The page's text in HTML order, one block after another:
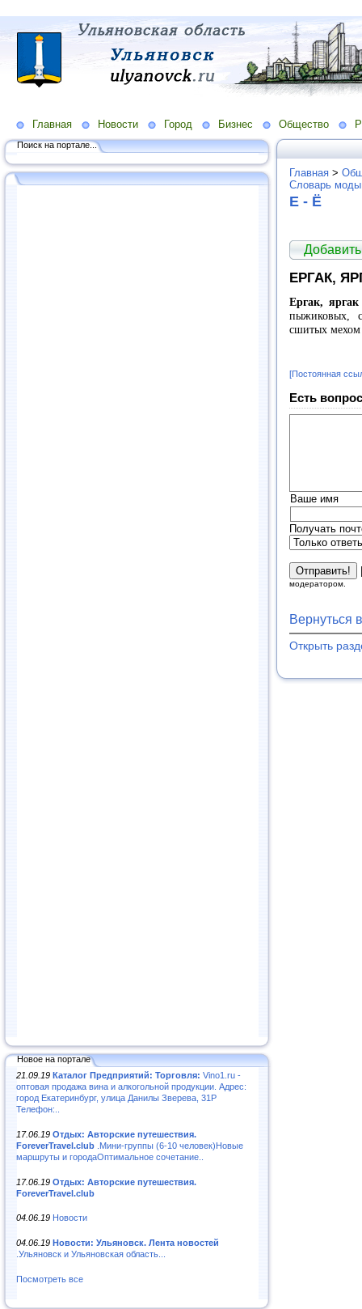
Главная Новости Город Бизнес Общество
Поиск на портале...
Новое на портале
21.09.19 Каталог Предприятий: Торговля: Vino1.ru -
оптовая продажа вина и алкогольной продукции. Адрес:
город Екатеринбург, улица Данилы Зверева, 31Р
Телефон:..
17.06.19 Отдых: Авторские путешествия.
ForeverTravel.club .Мини-группы (6-10 человек)Новые
маршруты и городаОптимальное сочетание..
17.06.19 Отдых: Авторские путешествия.
ForeverTravel.club
04.06.19 Новости
04.06.19 Новости: Ульяновск. Лента новостей
.Ульяновск и Ульяновская область...
Посмотреть все
Главная >
Словарь
Е - Ё
ЕРГАК,
Ергак, яргак
пыжиковых,
сшитых
[Постоянная
Есть
Ваше имя
Получать
модератором.
Вернуться
Открыть